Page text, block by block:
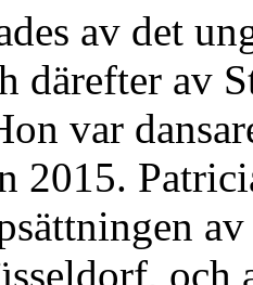
av det
därefter av
var
2015.
och